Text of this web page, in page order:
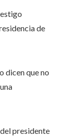
de
dicen que no
presidente